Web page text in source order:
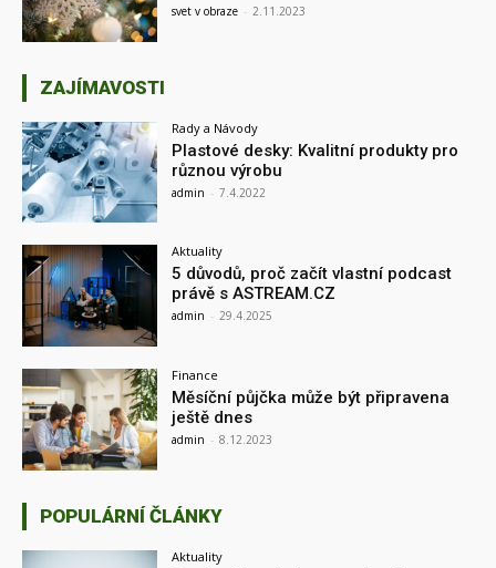
svet v obraze - 2.11.2023
ZAJÍMAVOSTI
Rady a Návody
Plastové desky: Kvalitní produkty pro
různou výrobu
admin - 7.4.2022
Aktuality
5 důvodů, proč začít vlastní podcast
právě s ASTREAM.CZ
admin - 29.4.2025
Finance
Měsíční půjčka může být připravena
ještě dnes
admin - 8.12.2023
POPULÁRNÍ ČLÁNKY
Aktuality